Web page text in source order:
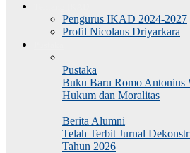
Pengurus IKAD 2024-2027
Profil Nicolaus Driyarkara
Pustaka
Buku Baru Romo Antonius
Hukum dan Moralitas
Berita Alumni
Telah Terbit Jurnal
Tahun 2026